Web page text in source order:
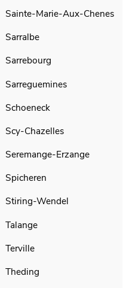
Sainte-Marie-Aux-Chenes
Sarralbe
Sarrebourg
Sarreguemines
Schoeneck
Scy-Chazelles
Seremange-Erzange
Spicheren
Stiring-Wendel
Talange
Terville
Theding